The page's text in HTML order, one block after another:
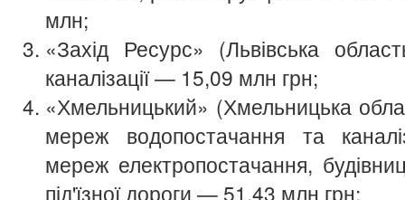
млн;
«Захід Ресурс» (Львівська
каналізації — 15,09 млн грн;
«Хмельницький» (Хмельницька
мереж водопостачання та
мереж електропостачання,
під'їзної дороги — 51,43 млн грн;